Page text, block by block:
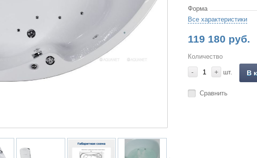
Форма
Все характеристики
119 180 руб.
Количество
- + шт. В
Сравнить